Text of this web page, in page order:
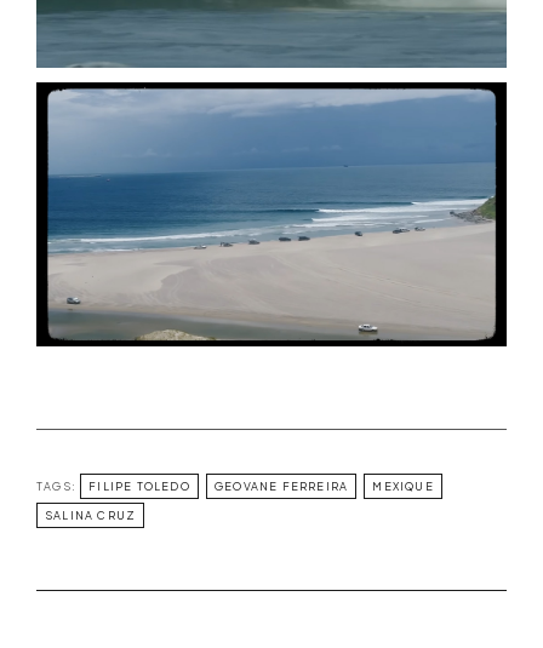
TAGS: FILIPE TOLEDO GEOVANE FERREIRA MEXIQUE
SALINA CRUZ